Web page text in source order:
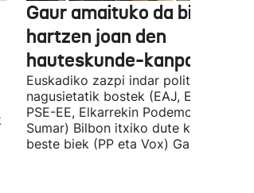
Gaur amaituko da
hartzen joan den
hauteskunde-kanpaina
Euskadiko zazpi indar politiko
nagusietatik bostek (EAJ, EH Bildu,
PSE-EE, Elkarrekin Podemos eta
Sumar) Bilbon itxiko dute kanpaina,
beste biek (PP eta Vox) Gasteizen.